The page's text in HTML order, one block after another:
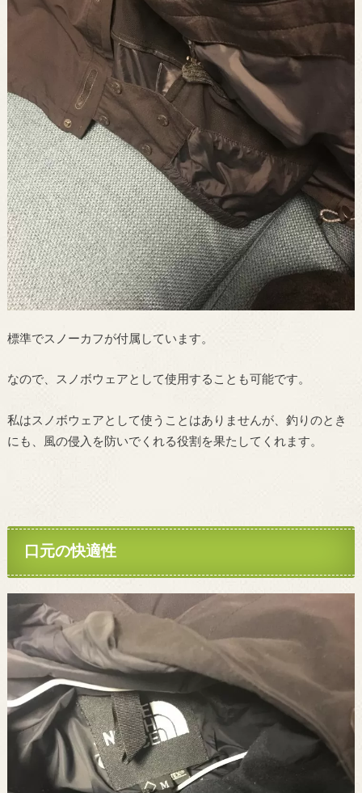
標準でスノーカフが付属しています。
なので、スノボウェアとして使用することも可能です。
私はスノボウェアとして使うことはありませんが、釣りのとき
にも、風の侵入を防いでくれる役割を果たしてくれます。
口元の快適性